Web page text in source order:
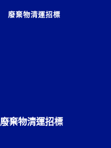
廢棄物清運招標
廢棄物清運招標